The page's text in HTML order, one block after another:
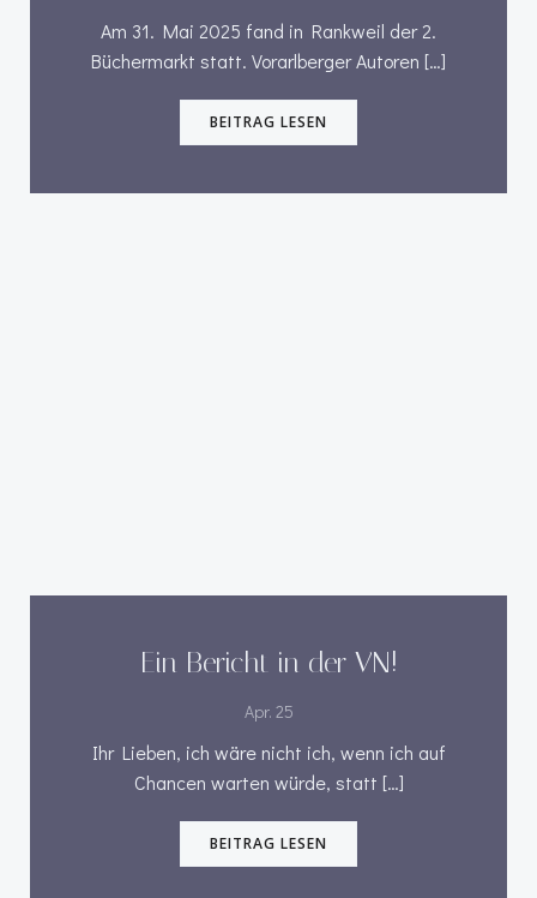
Am 31. Mai 2025 fand in Rankweil der 2.
Büchermarkt statt. Vorarlberger Autoren […]
BEITRAG LESEN
Ein Bericht in der VN!
Apr. 25
Ihr Lieben, ich wäre nicht ich, wenn ich auf
Chancen warten würde, statt […]
BEITRAG LESEN